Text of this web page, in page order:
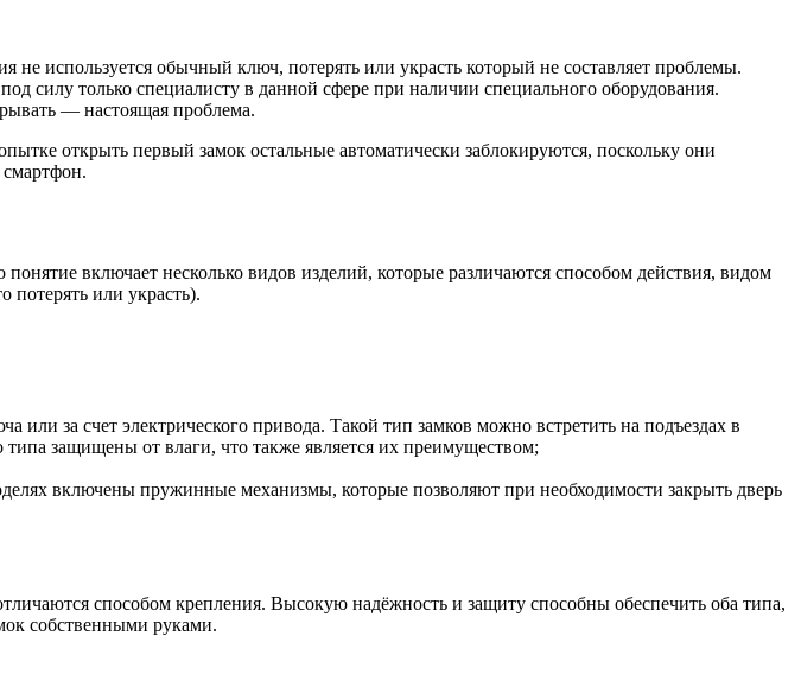
используется обычный ключ, потерять или украсть который не составляет проблемы.
силу только специалисту в данной сфере при наличии специального оборудования.
— настоящая проблема.
открыть первый замок остальные автоматически заблокируются, поскольку они
включает несколько видов изделий, которые различаются способом действия, видом
потерять или украсть).
за счет электрического привода. Такой тип замков можно встретить на подъездах в
защищены от влаги, что также является их преимуществом;
включены пружинные механизмы, которые позволяют при необходимости закрыть дверь
способом крепления. Высокую надёжность и защиту способны обеспечить оба типа,
собственными руками.